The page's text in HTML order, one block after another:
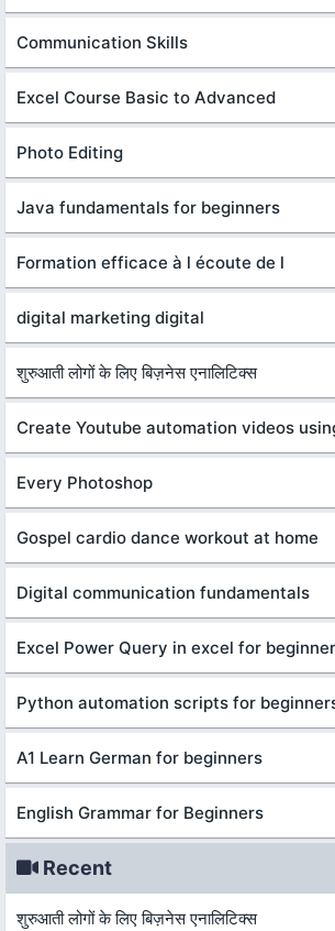
Communication Skills
Excel Course Basic to Advanced
Photo Editing
Java fundamentals for beginners
Formation efficace à l écoute de l
digital marketing digital
शुरुआती लोगों के लिए बिज़नेस एनालिटिक्स
Create Youtube automation videos
Every Photoshop
Gospel cardio dance workout at home
Digital communication fundamentals
Excel Power Query in excel for
Python automation scripts for
A1 Learn German for beginners
English Grammar for Beginners
Recent
शुरुआती लोगों के लिए बिज़नेस एनालिटिक्स